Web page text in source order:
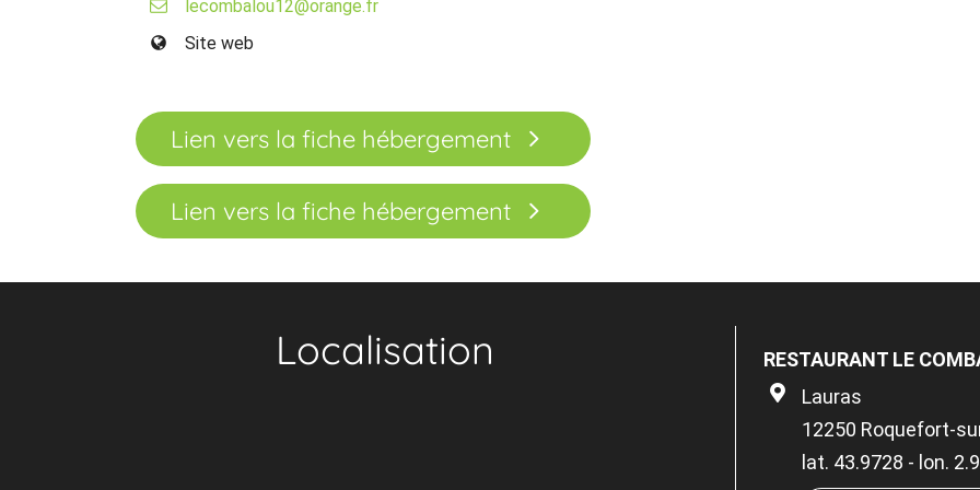
lecombalou12@orange.fr
Site web
Lien vers la fiche hébergement
Lien vers la fiche hébergement
Localisation
RESTAURANT LE
Lauras
12250 Roquefort-
lat. 43.9728 - lon.